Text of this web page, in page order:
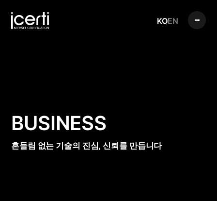
KOEN
BUSINESS
흔들림 없는 기술의 진심, 신뢰를 만듭니다